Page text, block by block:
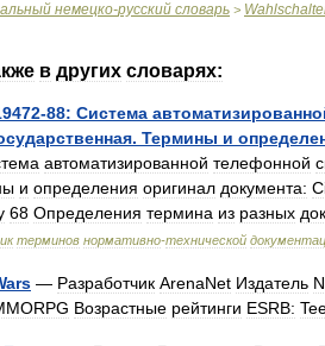
немецко-русский словарь >
в других словарях:
-88: Система
. Термины и
автоматизированной телефонной
и определения оригинал документа:
68 Определения термина из разных
терминов нормативно-технической
— Разработчик ArenaNet Издатель
Возрастные рейтинги ESRB: